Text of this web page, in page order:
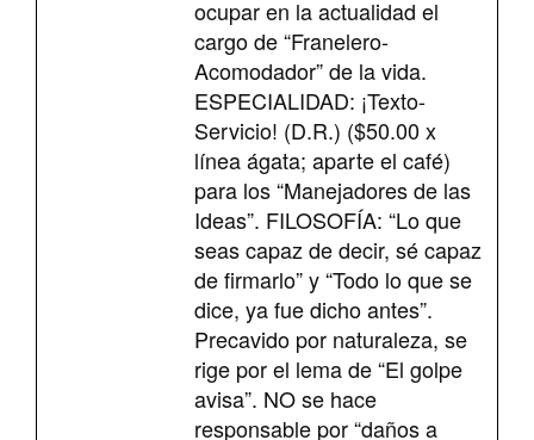
ocupar en la actualidad el
cargo de “Franelero-
Acomodador” de la vida.
ESPECIALIDAD: ¡Texto-
Servicio! (D.R.) ($50.00 x
línea ágata; aparte el café)
para los “Manejadores de las
Ideas”. FILOSOFÍA: “Lo que
seas capaz de decir, sé capaz
de firmarlo” y “Todo lo que se
dice, ya fue dicho antes”.
Precavido por naturaleza, se
rige por el lema de “El golpe
avisa”. NO se hace
responsable por “daños a